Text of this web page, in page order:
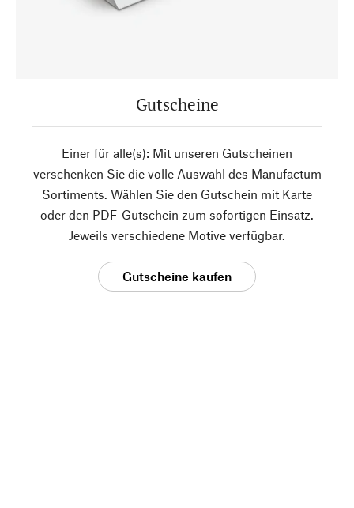
Gutscheine
Einer für alle(s): Mit unseren Gutscheinen
verschenken Sie die volle Auswahl des Manufactum
Sortiments. Wählen Sie den Gutschein mit Karte
oder den PDF-Gutschein zum sofortigen Einsatz.
Jeweils verschiedene Motive verfügbar.
Gutscheine kaufen